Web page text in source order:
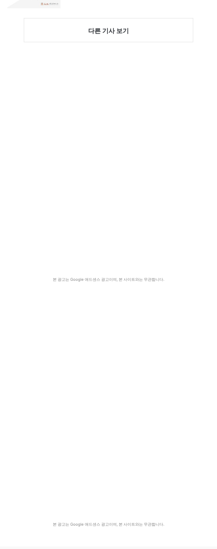
다른 기사 보기
본 광고는 Google 애드센스 광고이며, 본 사이트와는 무관합니다.
본 광고는 Google 애드센스 광고이며, 본 사이트와는 무관합니다.